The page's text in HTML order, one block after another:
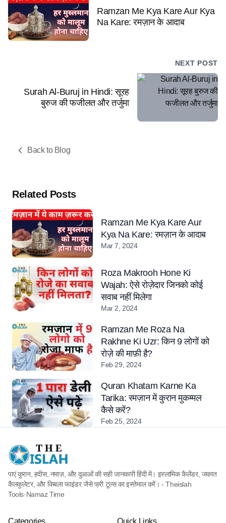
Ramzan Me Kya Kare Aur Kya
Na Kare: रमज़ान के आदाब
NEXT POST
Surah Al-Buruj in Hindi: सूरह
बुरुज की फजीलत और तर्जुमा
Back to Blog
Related Posts
Ramzan Me Kya Kare Aur
Kya Na Kare: रमज़ान के आदाब
Mar 7, 2024
Roza Makrooh Hone Ki
Wajah: ऐसे रोज़ेदार जिनको कोई
सवाब नहीं मिलेगा
Mar 2, 2024
Ramzan Me Roza Na
Rakhne Ki Uzr: किन 9 लोगों को
रोज़े की माफ़ी है?
Feb 29, 2024
Quran Khatam Karne Ka
Tarika: रमज़ान में कुरान मुकम्मल
कैसे करें?
Feb 25, 2024
पाएं कुरान, हदीस, नमाज़, और दुआओं की सही जानकारी हिंदी में। इस्लामिक कैलेंडर, जकात
कैलकुलेटर, और किबला फाइंडर जैसे फ्री टूल्स का इस्तेमाल करें। - Theislah
Tools·Namaz Time
Categories Quick Links